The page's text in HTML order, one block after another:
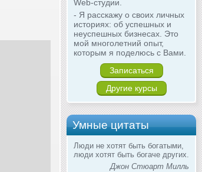
Web-студии.
- Я расскажу о своих личных
историях: об успешных и
неуспешных бизнесах. Это
мой многолетний опыт,
которым я поделюсь с Вами.
Записаться
Другие курсы
Умные цитаты
Люди не хотят быть богатыми,
люди хотят быть богаче других.
Джон Стюарт Милль